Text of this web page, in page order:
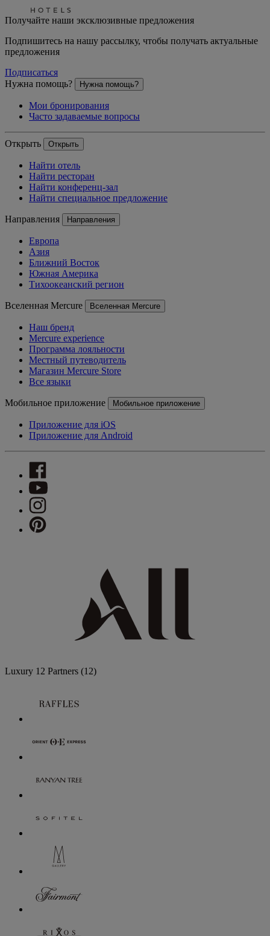
Получайте наши эксклюзивные предложения
Подпишитесь на нашу рассылку, чтобы получать актуальные
предложения
Подписаться
Нужна помощь?
Нужна помощь?
Мои бронирования
Часто задаваемые вопросы
Открыть Открыть
Найти отель
Найти ресторан
Найти конференц-зал
Найти специальное предложение
Направления Направления
Европа
Азия
Ближний Восток
Южная Америка
Тихоокеанский регион
Вселенная Mercure Вселенная Mercure
Наш бренд
Mercure experience
Программа лояльности
Местный путеводитель
Магазин Mercure Store
Все языки
Мобильное приложение Мобильное приложение
Приложение для iOS
Приложение для Android
Luxury 12 Partners (12)